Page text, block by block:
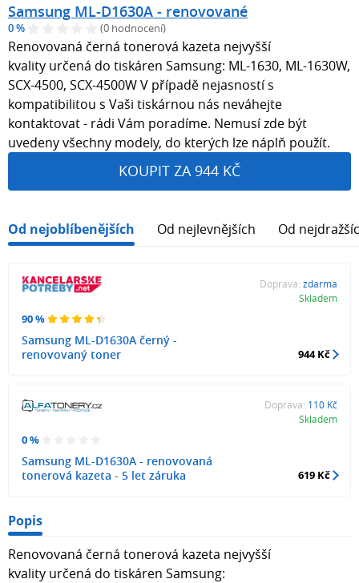
Samsung ML-D1630A - renovované
0 % (0 hodnocení)
Renovovaná černá tonerová kazeta nejvyšší
kvality určená do tiskáren Samsung: ML-1630, ML-1630W,
SCX-4500, SCX-4500W V případě nejasností s
kompatibilitou s Vaši tiskárnou nás neváhejte
kontaktovat - rádi Vám poradíme. Nemusí zde být
uvedeny všechny modely, do kterých lze náplň použít.
KOUPIT ZA 944 KČ
Od nejoblíbenějších Od nejlevnějších Od
90 %
Samsung ML-D1630A černý -
renovovaný toner
Doprava: zdarma
Skladem
944 Kč
0 %
Samsung ML-D1630A - renovovaná
tonerová kazeta - 5 let záruka
Doprava: 110 Kč
Skladem
619 Kč
Popis
Renovovaná černá tonerová kazeta nejvyšší
kvality určená do tiskáren Samsung: